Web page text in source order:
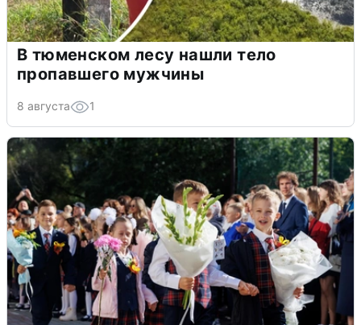
В тюменском лесу нашли тело
пропавшего мужчины
8 августа 1